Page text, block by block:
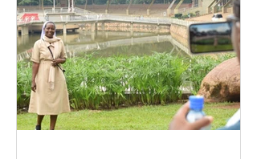
leadership valorisant grâce à la
communication et à l’influence » . Les
participantes — dirigeantes
d’organisations de femmes laïques
catholiques et m